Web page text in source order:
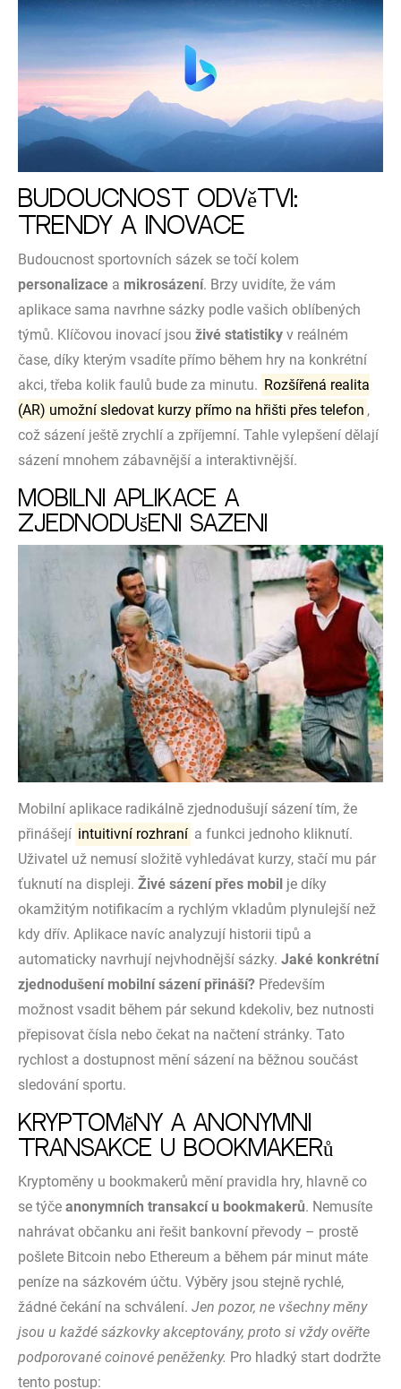
Budoucnost odvětví:
Trendy a inovace
Budoucnost sportovních sázek se točí kolem
personalizace a mikrosázení. Brzy uvidíte, že vám
aplikace sama navrhne sázky podle vašich oblíbených
týmů. Klíčovou inovací jsou živé statistiky v reálném
čase, díky kterým vsadíte přímo během hry na konkrétní
akci, třeba kolik faulů bude za minutu. Rozšířená realita
(AR) umožní sledovat kurzy přímo na hřišti přes telefon ,
což sázení ještě zrychlí a zpříjemní. Tahle vylepšení dělají
sázení mnohem zábavnější a interaktivnější.
Mobilní aplikace a
zjednodušení sázení
Mobilní aplikace radikálně zjednodušují sázení tím, že
přinášejí intuitivní rozhraní a funkci jednoho kliknutí.
Uživatel už nemusí složitě vyhledávat kurzy, stačí mu pár
ťuknutí na displeji. Živé sázení přes mobil je díky
okamžitým notifikacím a rychlým vkladům plynulejší než
kdy dřív. Aplikace navíc analyzují historii tipů a
automaticky navrhují nejvhodnější sázky. Jaké konkrétní
zjednodušení mobilní sázení přináší? Především
možnost vsadit během pár sekund kdekoliv, bez nutnosti
přepisovat čísla nebo čekat na načtení stránky. Tato
rychlost a dostupnost mění sázení na běžnou součást
sledování sportu.
Kryptoměny a anonymní
transakce u bookmakerů
Kryptoměny u bookmakerů mění pravidla hry, hlavně co
se týče anonymních transakcí u bookmakerů. Nemusíte
nahrávat občanku ani řešit bankovní převody – prostě
pošlete Bitcoin nebo Ethereum a během pár minut máte
peníze na sázkovém účtu. Výběry jsou stejně rychlé,
žádné čekání na schválení. Jen pozor, ne všechny měny
jsou u každé sázkovky akceptovány, proto si vždy ověřte
podporované coinové peněženky. Pro hladký start dodržte
tento postup: